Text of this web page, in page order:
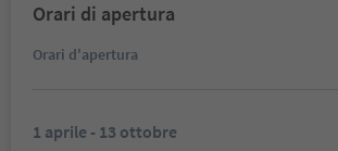
Orari di apertura
Orari d'apertura
1 aprile - 13 ottobre